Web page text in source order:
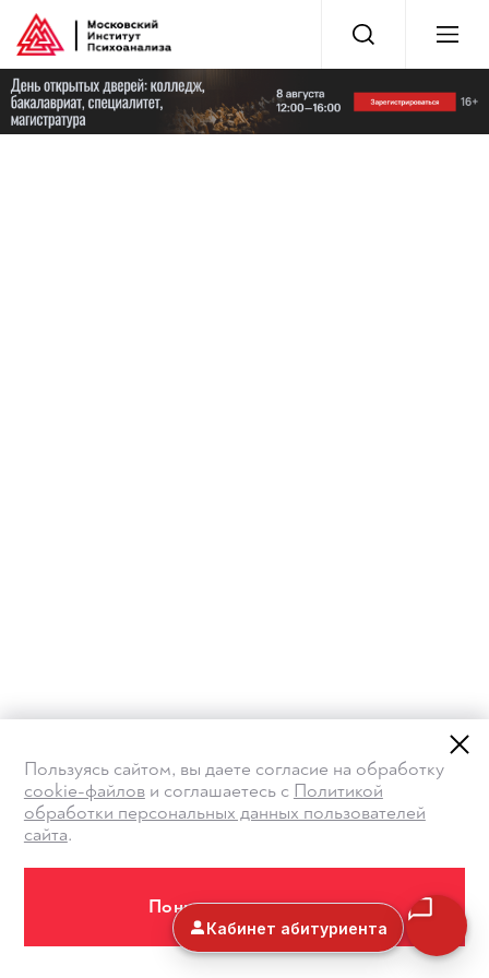
Пользуясь сайтом, вы даете согласие на обработку
cookie-файлови соглашаетесь с Политикой
обработки персональных данных пользователей
сайта.
Понимаю и принимаю